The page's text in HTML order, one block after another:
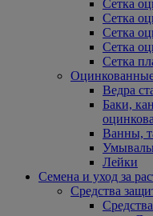
Сетка
Сетка
Сетка
Сетка
Сетка
Ведра
Баки,
Ванны,
Лейки
Семена и уход за
Средства